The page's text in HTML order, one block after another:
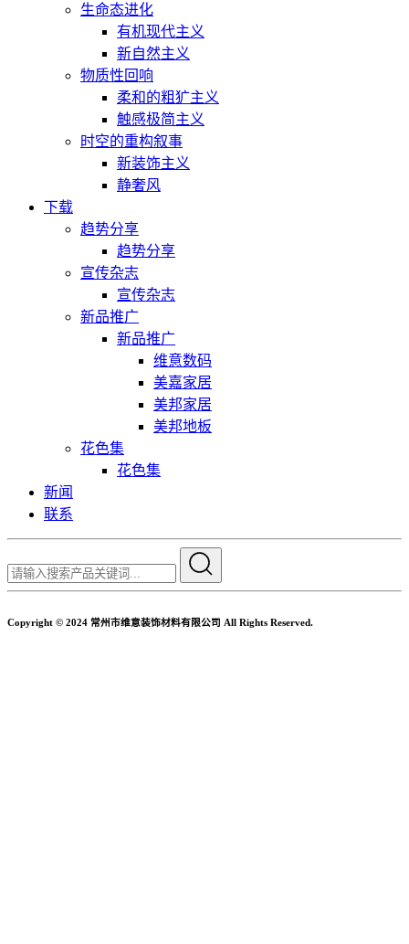
生命态进化
有机现代主义
新自然主义
物质性回响
柔和的粗犷主义
触感极简主义
时空的重构叙事
新装饰主义
静奢风
下载
趋势分享
趋势分享
宣传杂志
宣传杂志
新品推广
新品推广
维意数码
美嘉家居
美邦家居
美邦地板
花色集
花色集
新闻
联系
Copyright © 2024 常州市维意装饰材料有限公司 All Rights Reserved.